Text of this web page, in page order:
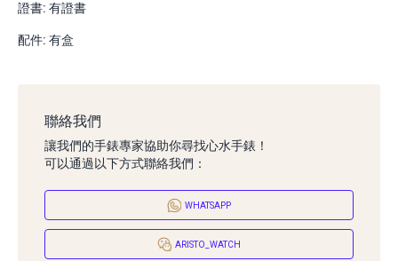
證書: 有證書
配件: 有盒
聯絡我們
讓我們的手錶專家協助你尋找心水手錶！
可以通過以下方式聯絡我們：
WHATSAPP
ARISTO_WATCH